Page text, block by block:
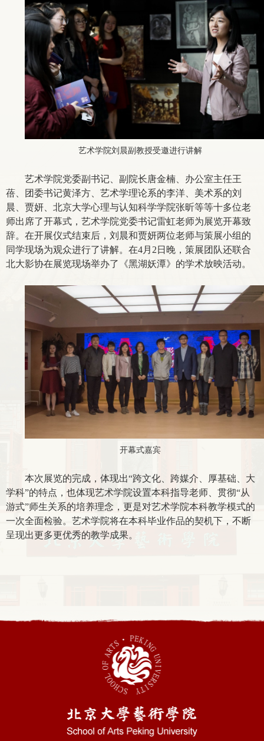
艺术学院刘晨副教授受邀进行讲解
艺术学院党委副书记、副院长唐金楠、办公室主任王
蓓、团委书记黄泽方、艺术学理论系的李洋、美术系的刘
晨、贾妍、北京大学心理与认知科学学院张昕等等十多位老
师出席了开幕式，艺术学院党委书记雷虹老师为展览开幕致
辞。在开展仪式结束后，刘晨和贾妍两位老师与策展小组的
同学现场为观众进行了讲解。在4月2日晚，策展团队还联合
北大影协在展览现场举办了《黑湖妖潭》的学术放映活动。
开幕式嘉宾
本次展览的完成，体现出“跨文化、跨媒介、厚基础、大
学科”的特点，也体现艺术学院设置本科指导老师、贯彻“从
游式”师生关系的培养理念，更是对艺术学院本科教学模式的
一次全面检验。艺术学院将在本科毕业作品的契机下，不断
呈现出更多更优秀的教学成果。